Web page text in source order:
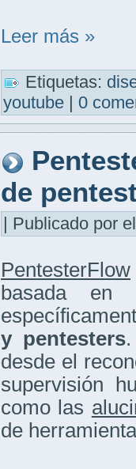
Leer más »
Etiquetas:
youtube
0
de
| Publicado por
PentesterFlow
basada en
y pentesters
desde el
supervisión
como las
de